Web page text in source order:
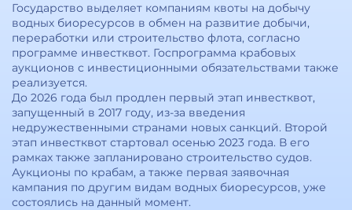
Государство выделяет компаниям квоты на добычу
водных биоресурсов в обмен на развитие добычи,
переработки или строительство флота, согласно
программе инвестквот. Госпрограмма крабовых
аукционов с инвестиционными обязательствами также
реализуется.
До 2026 года был продлен первый этап инвестквот,
запущенный в 2017 году, из-за введения
недружественными странами новых санкций. Второй
этап инвестквот стартовал осенью 2023 года. В его
рамках также запланировано строительство судов.
Аукционы по крабам, а также первая заявочная
кампания по другим видам водных биоресурсов, уже
состоялись на данный момент.